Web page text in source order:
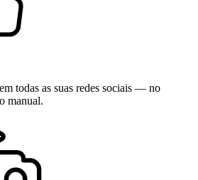
todas as suas redes sociais — no
manual.